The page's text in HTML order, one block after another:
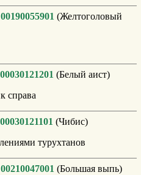
00190055901 (Желтоголовый
00030121201 (Белый аист)
справа
00030121101 (Чибис)
турухтанов
00210047001 (Большая выпь)